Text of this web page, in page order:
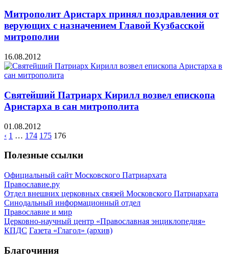
Митрополит Аристарх принял поздравления от
верующих с назначением Главой Кузбасской
митрополии
16.08.2012
Святейший Патриарх Кирилл возвел епископа
Аристарха в сан митрополита
01.08.2012
‹ 1 … 174 175 176
Полезные ссылки
Официальный сайт Московского Патриархата
Православие.ру
Отдел внешних церковных связей Московского Патриархата
Синодальный информационный отдел
Православие и мир
Церковно-научный центр «Православная энциклопедия»
КПДС Газета «Глагол» (архив)
Благочиния